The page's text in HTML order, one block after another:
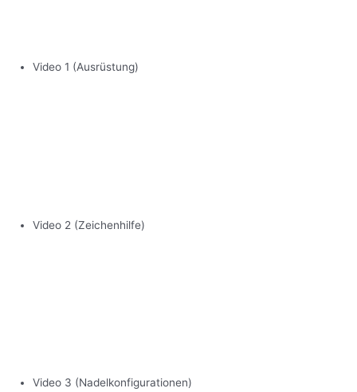
Video 1 (Ausrüstung)
Video 2 (Zeichenhilfe)
Video 3 (Nadelkonfigurationen)